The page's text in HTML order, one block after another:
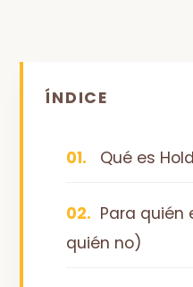
ÍNDICE
Qué es
Para quién
quién no)